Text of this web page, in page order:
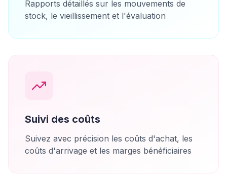
Rapports détaillés sur les mouvements de
stock, le vieillissement et l'évaluation
Suivi des coûts
Suivez avec précision les coûts d'achat, les
coûts d'arrivage et les marges bénéficiaires